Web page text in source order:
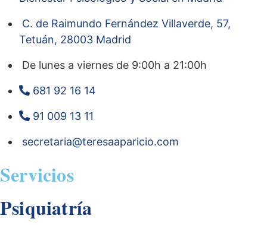
C. de Raimundo Fernández Villaverde, 57,
Tetuán, 28003 Madrid
De lunes a viernes de 9:00h a 21:00h
681 92 16 14
91 009 13 11
secretaria@teresaaparicio.com
Servicios
Psiquiatría